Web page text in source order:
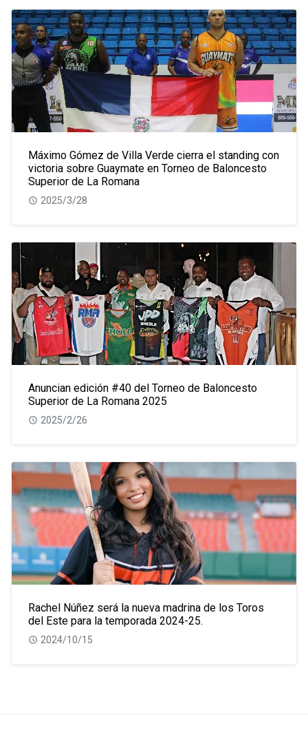
Máximo Gómez de Villa Verde cierra el standing con
victoria sobre Guaymate en Torneo de Baloncesto
Superior de La Romana
2025/3/28
Anuncian edición #40 del Torneo de Baloncesto
Superior de La Romana 2025
2025/2/26
Rachel Núñez será la nueva madrina de los Toros
del Este para la temporada 2024-25.
2024/10/15